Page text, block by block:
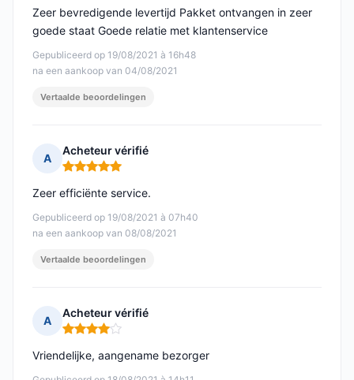
Gepubliceerd op 19/08/2021 à 16h48
na een aankoop van 04/08/2021
Zeer bevredigende levertijd Pakket ontvangen in zeer
goede staat Goede relatie met klantenservice
Vertaalde beoordelingen
A
Acheteur vérifié
Opmerking: 5 van 5
Gepubliceerd op 19/08/2021 à 07h40
na een aankoop van 08/08/2021
Zeer efficiënte service.
Vertaalde beoordelingen
A
Acheteur vérifié
Opmerking: 4 van 5
Vriendelijke, aangename bezorger